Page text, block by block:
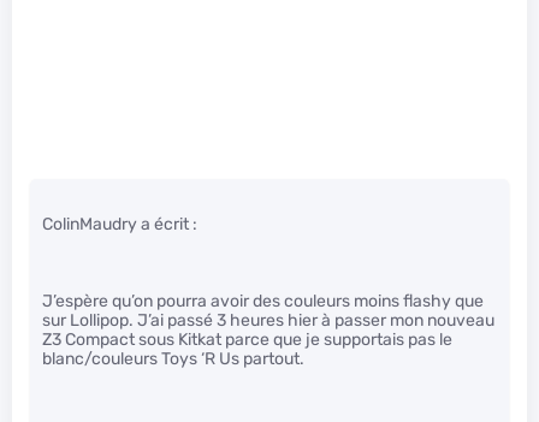
ColinMaudry a écrit :
J’espère qu’on pourra avoir des couleurs moins flashy que
sur Lollipop. J’ai passé 3 heures hier à passer mon nouveau
Z3 Compact sous Kitkat parce que je supportais pas le
blanc/couleurs Toys ‘R Us partout.